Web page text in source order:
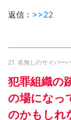
返信： >>22
21. 名無しのサイバー
犯罪組織の
の場になっ
のかもしれ